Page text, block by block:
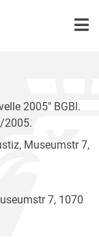
2005" BGBl.
2005.
Museumstr 7,
7, 1070